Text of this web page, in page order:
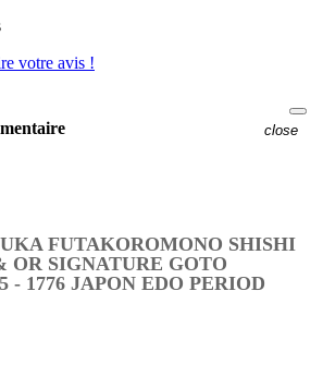
votre avis !
close
FUTAKOROMONO SHISHI
OR SIGNATURE GOTO
- 1776 JAPON EDO PERIOD